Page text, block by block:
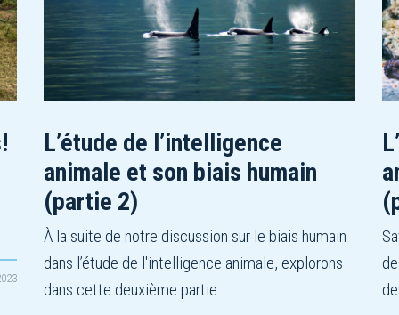
L’étude de l’intelligence
animale et son biais humain
(partie 2)
À la suite de notre discussion sur le biais humain
dans l’étude de l'intelligence animale, explorons
dans cette deuxième partie…